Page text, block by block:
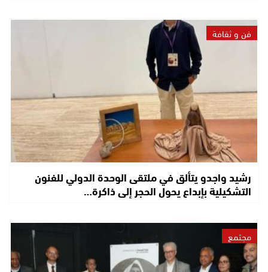
فن و ثقافة
رشيد واجدو يتألق في ملتقى الوحدة الدولي للفنون
التشكيلية بإبداع يحول الحجر إلى ذاكرة…
مجتمع